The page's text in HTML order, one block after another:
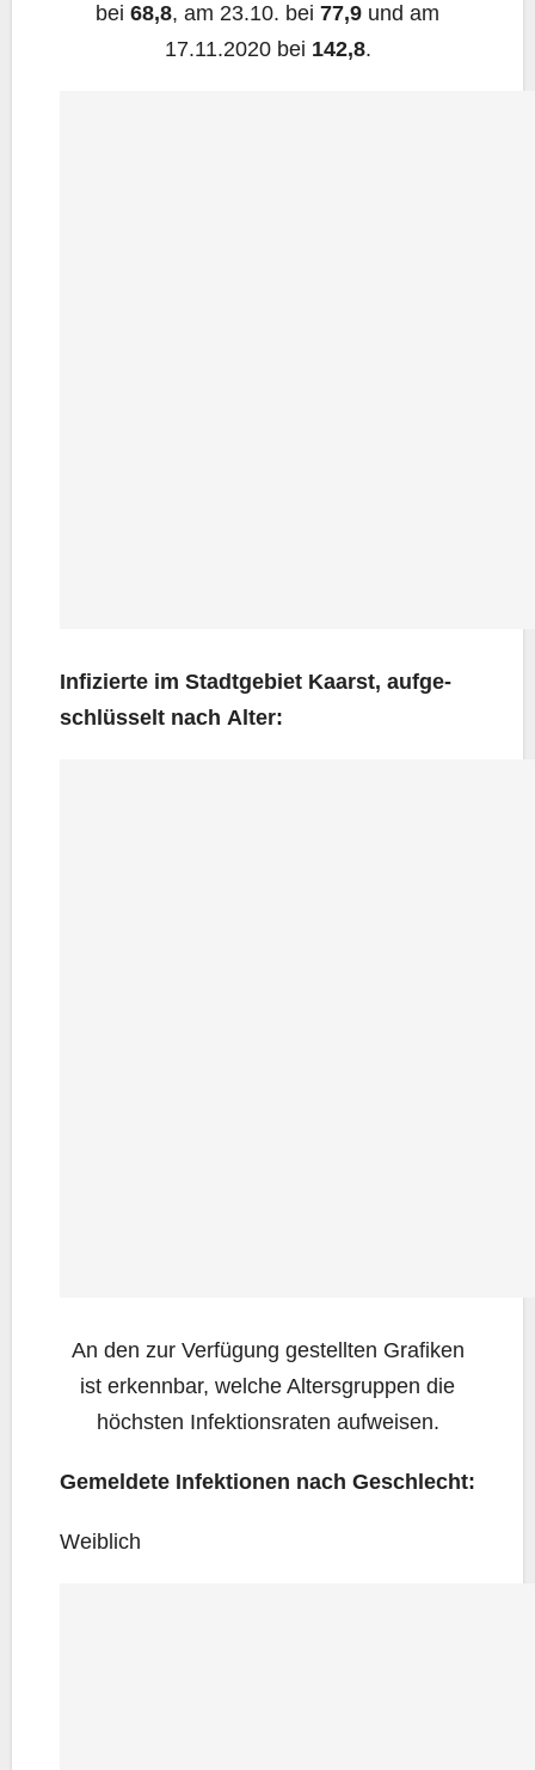
bei 68,8, am 23.10. bei 77,9 und am
17.11.2020 bei 142,8.
Infi­zier­te im Stadt­ge­biet Kaarst, auf­ge­
schlüs­selt nach Alter:
An den zur Ver­fü­gung gestell­ten Gra­fi­ken
ist erkenn­bar, wel­che Alters­grup­pen die
höchs­ten Infek­ti­ons­ra­ten aufweisen.
Gemel­de­te Infek­tio­nen nach Geschlecht:
Weib­lich